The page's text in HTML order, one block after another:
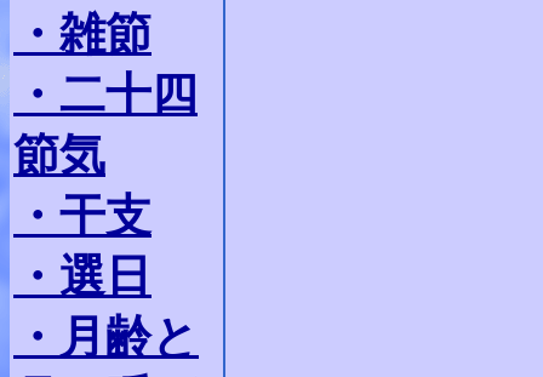
・雑節
・二十四
節気
・干支
・選日
・月齢と